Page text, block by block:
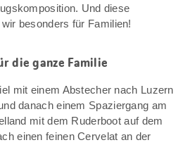
Und diese
besonders für Familien!
die ganze Familie
mit einem Abstecher nach Luzern
danach einem Spaziergang am
mit dem Ruderboot auf dem
einen feinen Cervelat an der